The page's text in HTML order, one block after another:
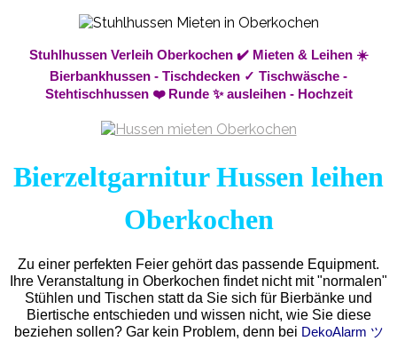
Stuhlhussen Verleih Oberkochen ✔️ Mieten & Leihen ☀️
Bierbankhussen - Tischdecken ✓ Tischwäsche -
Stehtischhussen ❤️ Runde ✨ ausleihen - Hochzeit
Bierzeltgarnitur Hussen leihen
Oberkochen
Zu einer perfekten Feier gehört das passende Equipment.
Ihre Veranstaltung in Oberkochen findet nicht mit "normalen"
Stühlen und Tischen statt da Sie sich für Bierbänke und
Biertische entschieden und wissen nicht, wie Sie diese
beziehen sollen? Gar kein Problem, denn bei DekoAlarm ツ